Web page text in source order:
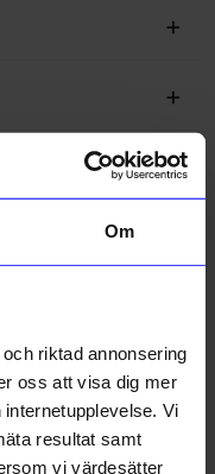
Om
riktad annonsering
oss att visa dig mer
Vi
resultat samt
vi värdesätter